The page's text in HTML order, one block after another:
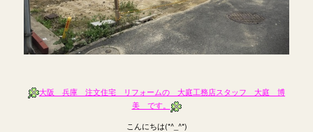
大阪 兵庫 注文住宅 リフォームの 大庭工務店スタッフ 大庭 博
美 です。
こんにちは(*^_^*)